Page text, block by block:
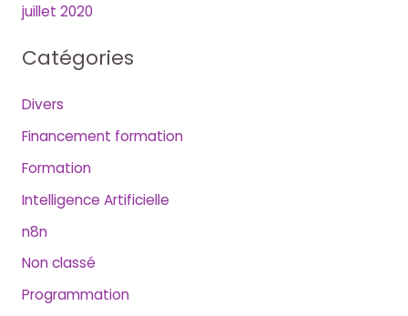
juillet 2020
Catégories
Divers
Financement formation
Formation
Intelligence Artificielle
n8n
Non classé
Programmation